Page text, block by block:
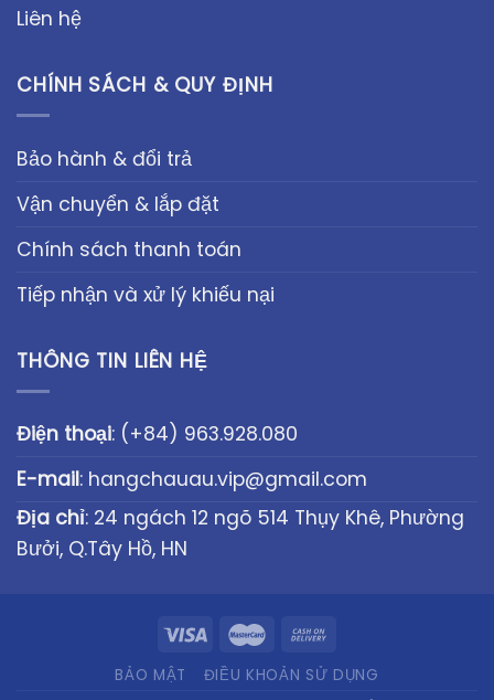
Liên hệ
CHÍNH SÁCH & QUY ĐỊNH
Bảo hành & đổi trả
Vận chuyển & lắp đặt
Chính sách thanh toán
Tiếp nhận và xử lý khiếu nại
THÔNG TIN LIÊN HỆ
Điện thoại: (+84) 963.928.080
E-mail: hangchauau.vip@gmail.com
Địa chỉ: 24 ngách 12 ngõ 514 Thụy Khê, Phường
Bưởi, Q.Tây Hồ, HN
BẢO MẬT ĐIỀU KHOẢN SỬ DỤNG